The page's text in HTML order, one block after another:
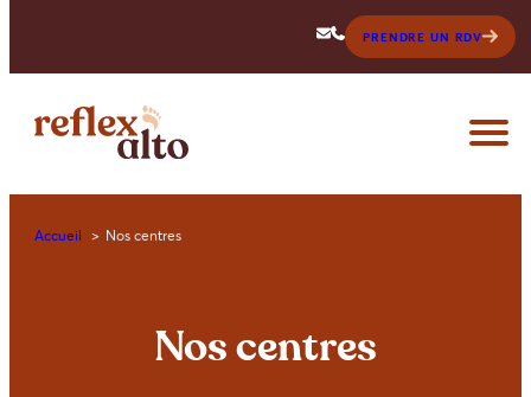
PRENDRE UN RDV
Accueil Nos centres
Nos centres